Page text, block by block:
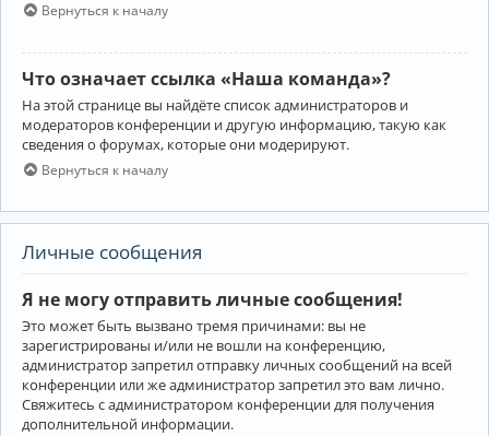
Вернуться к началу
Что означает ссылка «Наша команда»?
На этой странице вы найдёте список администраторов и
модераторов конференции и другую информацию, такую как
сведения о форумах, которые они модерируют.
Вернуться к началу
Личные сообщения
Я не могу отправить личные сообщения!
Это может быть вызвано тремя причинами: вы не
зарегистрированы и/или не вошли на конференцию,
администратор запретил отправку личных сообщений на всей
конференции или же администратор запретил это вам лично.
Свяжитесь с администратором конференции для получения
дополнительной информации.